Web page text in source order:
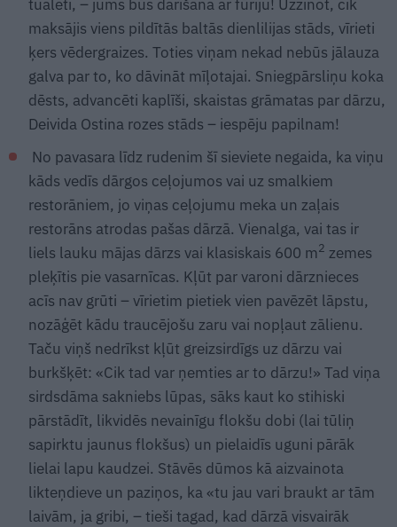
tualeti, – jums būs darīšana ar fūriju! Uzzinot, cik
maksājis viens pildītās baltās dienlilijas stāds, vīrieti
ķers vēdergraizes. Toties viņam nekad nebūs jālauza
galva par to, ko dāvināt mīļotajai. Sniegpārsliņu koka
dēsts, advancēti kaplīši, skaistas grāmatas par dārzu,
Deivida Ostina rozes stāds – iespēju papilnam!
No pavasara līdz rudenim šī sieviete negaida, ka viņu
kāds vedīs dārgos ceļojumos vai uz smalkiem
restorāniem, jo viņas ceļojumu meka un zaļais
restorāns atrodas pašas dārzā. Vienalga, vai tas ir
liels lauku mājas dārzs vai klasiskais 600 m2 zemes
pleķītis pie vasarnīcas. Kļūt par varoni dārznieces
acīs nav grūti – vīrietim pietiek vien pavēzēt lāpstu,
nozāģēt kādu traucējošu zaru vai nopļaut zālienu.
Taču viņš nedrīkst kļūt greizsirdīgs uz dārzu vai
burkšķēt: «Cik tad var ņemties ar to dārzu!» Tad viņa
sirdsdāma sakniebs lūpas, sāks kaut ko stihiski
pārstādīt, likvidēs nevainīgu flokšu dobi (lai tūliņ
sapirktu jaunus flokšus) un pielaidīs uguni pārāk
lielai lapu kaudzei. Stāvēs dūmos kā aizvainota
likteņdieve un paziņos, ka «tu jau vari braukt ar tām
laivām, ja gribi, – tieši tagad, kad dārzā visvairāk